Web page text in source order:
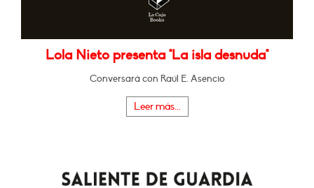
Lola Nieto presenta "La isla desnuda"
Conversará con Raúl E. Asencio
Leer más...